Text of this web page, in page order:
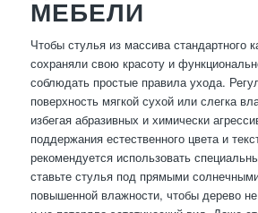
МЕБЕЛИ
Чтобы стулья из массива стандартного
сохраняли свою красоту и
соблюдать простые правила ухода.
поверхность мягкой сухой или слегка
избегая абразивных и химически
поддержания естественного цвета и
рекомендуется использовать
ставьте стулья под прямыми
повышенной влажности, чтобы дерево